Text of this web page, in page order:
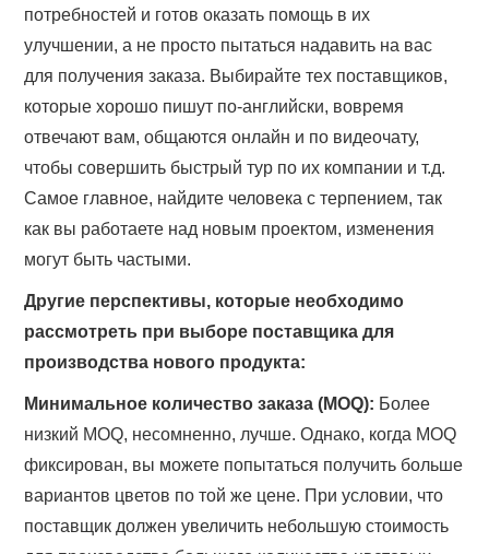
потребностей и готов оказать помощь в их
улучшении, а не просто пытаться надавить на вас
для получения заказа. Выбирайте тех поставщиков,
которые хорошо пишут по-английски, вовремя
отвечают вам, общаются онлайн и по видеочату,
чтобы совершить быстрый тур по их компании и т.д.
Самое главное, найдите человека с терпением, так
как вы работаете над новым проектом, изменения
могут быть частыми.
Другие перспективы, которые необходимо
рассмотреть при выборе поставщика для
производства нового продукта:
Минимальное количество заказа (MOQ): Более
низкий MOQ, несомненно, лучше. Однако, когда MOQ
фиксирован, вы можете попытаться получить больше
вариантов цветов по той же цене. При условии, что
поставщик должен увеличить небольшую стоимость